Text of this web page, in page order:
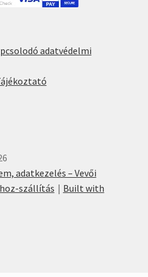
adatvédelmi
adatkezelés – Vevői
szállítás
Built with